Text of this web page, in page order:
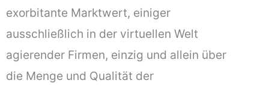
exorbitante Marktwert, einiger
ausschließlich in der virtuellen Welt
agierender Firmen, einzig und allein über
die Menge und Qualität der